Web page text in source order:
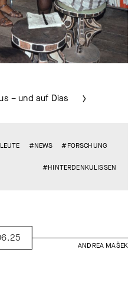
– und auf Dias
#NEWS #FORSCHUNG
#HINTERDENKULISSEN
ANDREA MAŠEK